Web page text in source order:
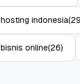
hosting indonesia
bisnis online(26)